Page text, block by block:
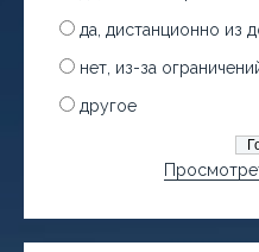
да, дистанционно из
нет, из-за
другое